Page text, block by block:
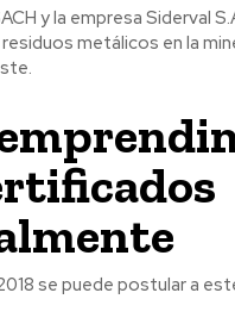
y la empresa Siderval
metálicos en la
se puede postular a